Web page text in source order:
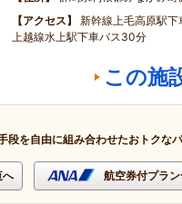
アクセス
新幹線上毛高原駅
上越線水上駅下車バス30分
この施
段を自由に組み合わせたおトクな
へ 航空券付プラ